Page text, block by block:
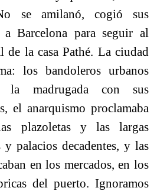
se amilanó, cogió sus
Barcelona para seguir al
de la casa Pathé. La ciudad
los bandoleros urbanos
la madrugada con sus
el anarquismo proclamaba
plazoletas y las largas
y palacios decadentes, y las
en los mercados, en los
del puerto. Ignoramos